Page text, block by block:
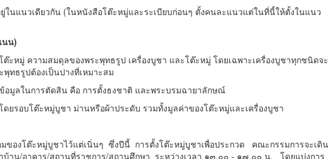
ในแนวเดียวกัน (ในหนังสือโต๊ะหมู่และระเบียบก่อนๆ ตั้งคนละแนวแต่ในที่นี้ให้ตั้งในแนว
นน)
หมู่ ความสมดุลของพระพุทธรูป เครื่องบูชา และโต๊ะหมู่ โดยเฉพาะเครื่องบูชาทุกชนิดจะ
ทธรูปต้องเป็นปางที่เหมาะสม
มูลในการตัดสิน คือ การตั้งธงชาติ และพระบรมฉายาลักษณ์
ะหมู่บูชา ม่านหรือผ้าประดับ รวมทั้งมูลค่าของโต๊ะหมู่และเครื่องบูชา
องโต๊ะหมู่บูชาไว้แต่เนิ่นๆ ซึ่งปีนี้ การตั้งโต๊ะหมู่บูชาเพื่อประกวด คณะกรรมการจะเดิน
บ้าน/อาคาร/สถานที่ราชการ/สถานศึกษา ระหว่างเวลา ๑๓.๐๐ - ๑๗.๐๐ น. โดยแบ่งการ